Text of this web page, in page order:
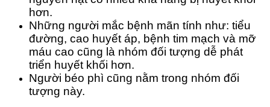
hơn.
Những người mắc bệnh mãn tính như: tiểu
đường, cao huyết áp, bệnh tim mạch và mỡ
máu cao cũng là nhóm đối tượng dễ phát
triển huyết khối hơn.
Người béo phì cũng nằm trong nhóm đối
tượng này.